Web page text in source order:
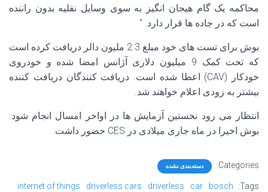
محاکمه یک گام هیجان انگیز به سوی وسایل نقلیه بدون راننده
است که در جاده ها قرار دارد. “
بوش برای تست های خود مبلغ 2.3 ملیون دالر دریافت کرده است
که تحت کمک 9 میلیون دلاری آژانس امضا شده و خودروی
خودکار (CAV) اعطا شده است. دریافت کنندگان دریافت کننده
بیشتر به زودی اعلام خواهند شد.
انتظار می رود نخستین آزمایش ها در اواخر امسال انجام شود.
بوش اخیرا در ماه جاری میلادی در CES حضور داشت.
Categories: دسته‌بندی نشده
Tags:
bosch
car
driverless
driverless cars
internet of things